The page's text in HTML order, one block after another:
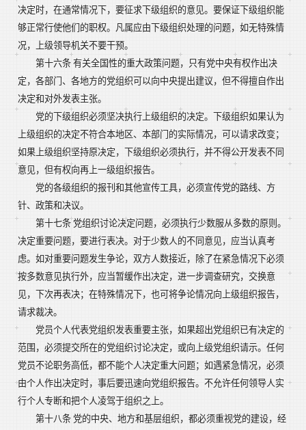
决定时，在通常情况下，要征求下级组织的意见。要保证下级组织能
够正常行使他们的职权。凡属应由下级组织处理的问题，如无特殊情
况，上级领导机关不要干预。
第十六条 有关全国性的重大政策问题，只有党中央有权作出决
定，各部门、各地方的党组织可以向中央提出建议，但不得擅自作出
决定和对外发表主张。
党的下级组织必须坚决执行上级组织的决定。下级组织如果认为
上级组织的决定不符合本地区、本部门的实际情况，可以请求改变；
如果上级组织坚持原决定，下级组织必须执行，并不得公开发表不同
意见，但有权向再上一级组织报告。
党的各级组织的报刊和其他宣传工具，必须宣传党的路线、方
针、政策和决议。
第十七条 党组织讨论决定问题，必须执行少数服从多数的原则。
决定重要问题，要进行表决。对于少数人的不同意见，应当认真考
虑。如对重要问题发生争论，双方人数接近，除了在紧急情况下必须
按多数意见执行外，应当暂缓作出决定，进一步调查研究，交换意
见，下次再表决；在特殊情况下，也可将争论情况向上级组织报告，
请求裁决。
党员个人代表党组织发表重要主张，如果超出党组织已有决定的
范围，必须提交所在的党组织讨论决定，或向上级党组织请示。任何
党员不论职务高低，都不能个人决定重大问题；如遇紧急情况，必须
由个人作出决定时，事后要迅速向党组织报告。不允许任何领导人实
行个人专断和把个人凌驾于组织之上。
第十八条 党的中央、地方和基层组织，都必须重视党的建设，经